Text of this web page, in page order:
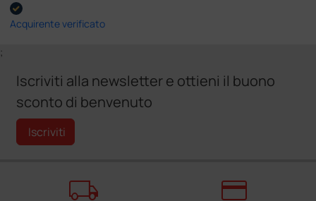
Acquirente verificato
;
Iscriviti alla newsletter e ottieni il buono
sconto di benvenuto
Iscriviti
local_shipping credit_card